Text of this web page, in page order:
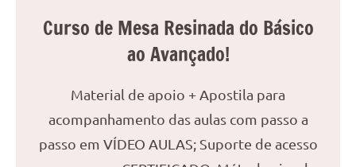
Curso de Mesa Resinada do Básico
ao Avançado!
Material de apoio + Apostila para
acompanhamento das aulas com passo a
passo em VÍDEO AULAS; Suporte de acesso